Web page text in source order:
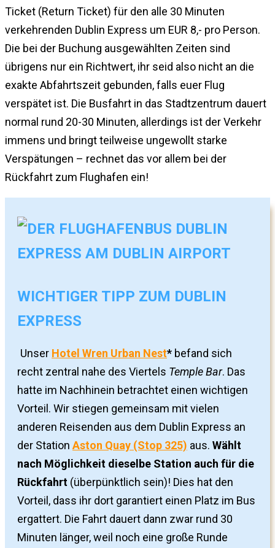
Ticket (Return Ticket) für den alle 30 Minuten
verkehrenden Dublin Express um EUR 8,- pro Person.
Die bei der Buchung ausgewählten Zeiten sind
übrigens nur ein Richtwert, ihr seid also nicht an die
exakte Abfahrtszeit gebunden, falls euer Flug
verspätet ist. Die Busfahrt in das Stadtzentrum dauert
normal rund 20-30 Minuten, allerdings ist der Verkehr
immens und bringt teilweise ungewollt starke
Verspätungen – rechnet das vor allem bei der
Rückfahrt zum Flughafen ein!
WICHTIGER TIPP ZUM DUBLIN
EXPRESS
Unser Hotel Wren Urban Nest* befand sich
recht zentral nahe des Viertels Temple Bar. Das
hatte im Nachhinein betrachtet einen wichtigen
Vorteil. Wir stiegen gemeinsam mit vielen
anderen Reisenden aus dem Dublin Express an
der Station Aston Quay (Stop 325) aus. Wählt
nach Möglichkeit dieselbe Station auch für die
Rückfahrt (überpünktlich sein)! Dies hat den
Vorteil, dass ihr dort garantiert einen Platz im Bus
ergattert. Die Fahrt dauert dann zwar rund 30
Minuten länger, weil noch eine große Runde